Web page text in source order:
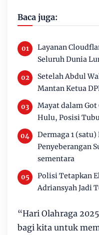
Baca juga:
Layanan
Seluruh Dunia
Setelah Abdul
Mantan Ketua
Mayat dalam Got
Hulu, Posisi
Dermaga 1
Penyeberangan
sementara
Polisi Tetapkan
Adriansyah Jadi
“Hari Olahraga
bagi kita untuk